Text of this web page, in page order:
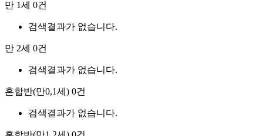
만 1세 0건
검색결과가 없습니다.
만 2세 0건
검색결과가 없습니다.
혼합반(만0,1세) 0건
검색결과가 없습니다.